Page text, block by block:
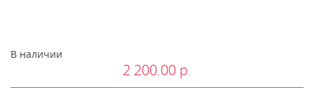
В наличии
2 200.00 р.